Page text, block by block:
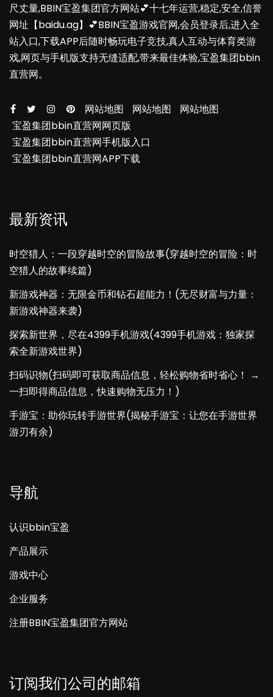
尺丈量,BBIN宝盈集团官方网站💕十七年运营,稳定,安全,信誉
网址【baidu.ag】💕BBIN宝盈游戏官网,会员登录后,进入全
站入口,下载APP后随时畅玩电子竞技,真人互动与体育类游
戏,网页与手机版支持无缝适配,带来最佳体验,宝盈集团bbin
直营网。
网站地图 网站地图
网站地图
宝盈集团bbin直营网网页版
宝盈集团bbin直营网手机版入口
宝盈集团bbin直营网APP下载
最新资讯
时空猎人：一段穿越时空的冒险故事(穿越时空的冒险：时
空猎人的故事续篇)
新游戏神器：无限金币和钻石超能力！(无尽财富与力量：
新游戏神器来袭)
探索新世界，尽在4399手机游戏(4399手机游戏：独家探
索全新游戏世界)
扫码识物(扫码即可获取商品信息，轻松购物省时省心！ →
一扫即得商品信息，快速购物无压力！)
手游宝：助你玩转手游世界(揭秘手游宝：让您在手游世界
游刃有余)
导航
认识bbin宝盈
产品展示
游戏中心
企业服务
注册BBIN宝盈集团官方网站
订阅我们公司的邮箱